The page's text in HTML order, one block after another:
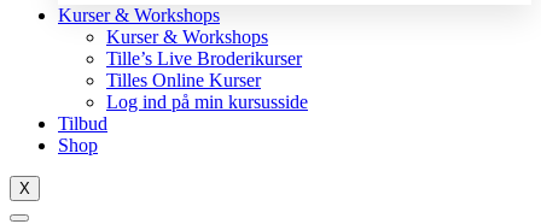
Kurser & Workshops
Kurser & Workshops
Tille’s Live Broderikurser
Tilles Online Kurser
Log ind på min kursusside
Tilbud
Shop
X